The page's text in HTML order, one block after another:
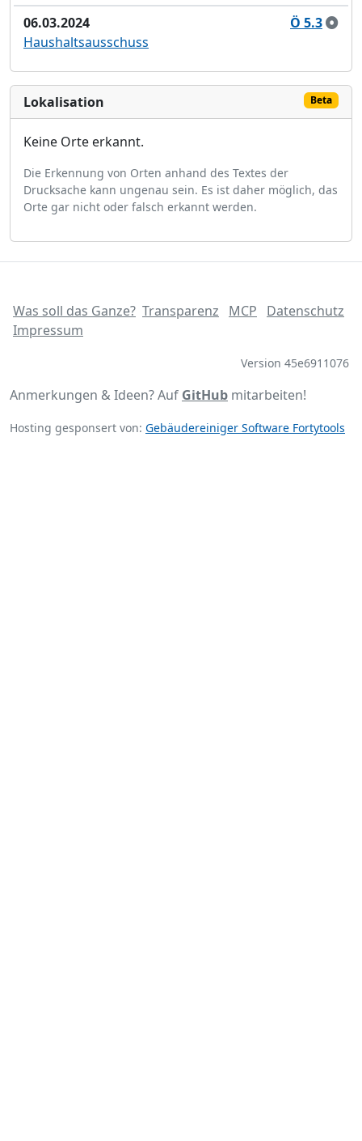
06.03.2024
Ö 5.3
Haushaltsausschuss
Lokalisation Beta
Keine Orte erkannt.
Die Erkennung von Orten anhand des Textes der
Drucksache kann ungenau sein. Es ist daher möglich, das
Orte gar nicht oder falsch erkannt werden.
Was soll das Ganze? Transparenz MCP
Datenschutz
Impressum
Version 45e6911076
Anmerkungen & Ideen? Auf GitHub mitarbeiten!
Hosting gesponsert von: Gebäudereiniger Software Fortytools